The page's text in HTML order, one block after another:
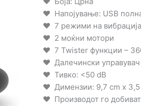
Напојување: USB
7 режими на вибрација
2 моќни мотори
7 Twister функции –
Далечински управувач
Тивко: <50 dB
Димензии: 9,7 cm x 3,5
Производот го